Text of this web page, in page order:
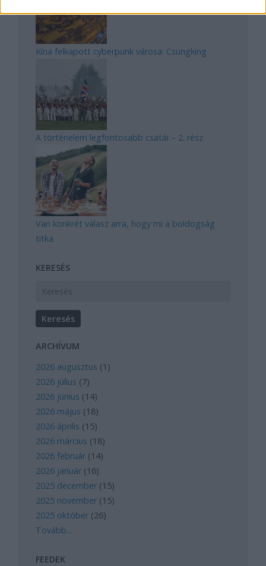
Kína felkapott cyberpunk városa: Csungking
A történelem legfontosabb csatái – 2. rész
Van konkrét válasz arra, hogy mi a boldogság
titka
KERESÉS
ARCHÍVUM
2026 augusztus (1 )
2026 július (7)
2026 június (14)
2026 május (18)
2026 április (15)
2026 március (18)
2026 február (14)
2026 január (16)
2025 december (15)
2025 november (15)
2025 október (26)
Tovább...
FEEDEK